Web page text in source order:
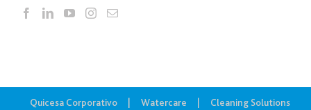
Quicesa Corporativo Watercare Cleaning Solutions